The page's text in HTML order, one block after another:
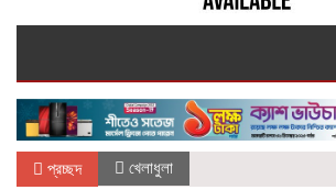
প্রচ্ছদ খেলাধুলা